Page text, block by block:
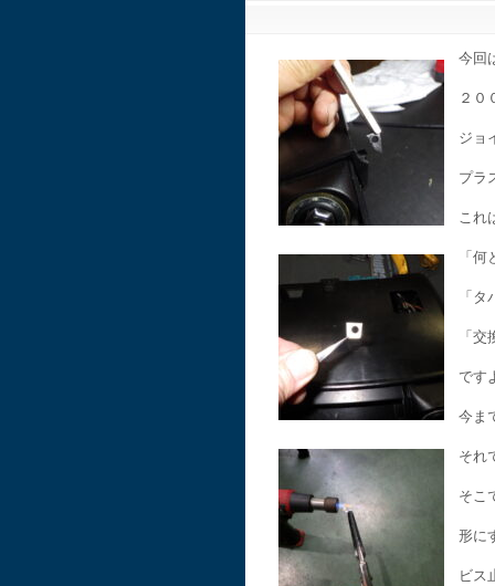
今回
２０
ジョ
プラ
これ
「
「
「
です
今ま
それ
そこ
形に
ビス